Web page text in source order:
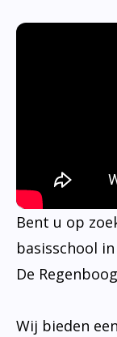
Bent u op
basisschool
De
Wij bieden